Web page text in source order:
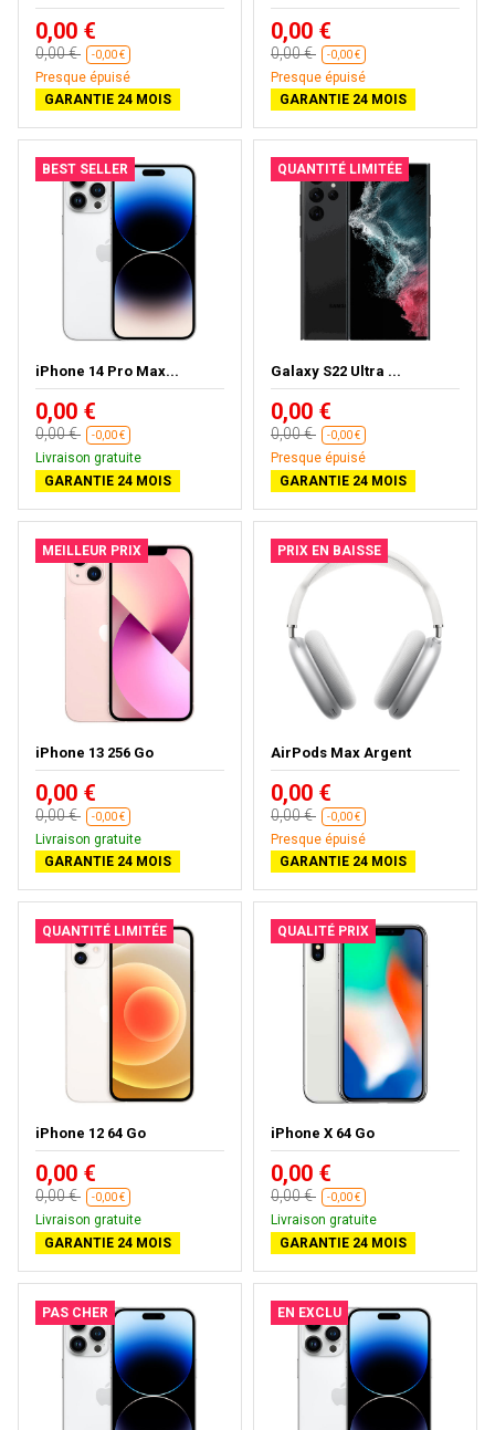
0,00 €
0,00 € -0,00 €
Presque épuisé
GARANTIE 24 MOIS
0,00 €
0,00 € -0,00 €
Presque épuisé
GARANTIE 24 MOIS
BEST SELLER
iPhone 14 Pro Max...
0,00 €
0,00 € -0,00 €
Livraison gratuite
GARANTIE 24 MOIS
QUANTITÉ LIMITÉE
Galaxy S22 Ultra ...
0,00 €
0,00 € -0,00 €
Presque épuisé
GARANTIE 24 MOIS
MEILLEUR PRIX
iPhone 13 256 Go
0,00 €
0,00 € -0,00 €
Livraison gratuite
GARANTIE 24 MOIS
PRIX EN BAISSE
AirPods Max Argent
0,00 €
0,00 € -0,00 €
Presque épuisé
GARANTIE 24 MOIS
QUANTITÉ LIMITÉE
iPhone 12 64 Go
0,00 €
0,00 € -0,00 €
Livraison gratuite
GARANTIE 24 MOIS
QUALITÉ PRIX
iPhone X 64 Go
0,00 €
0,00 € -0,00 €
Livraison gratuite
GARANTIE 24 MOIS
PAS CHER EN EXCLU